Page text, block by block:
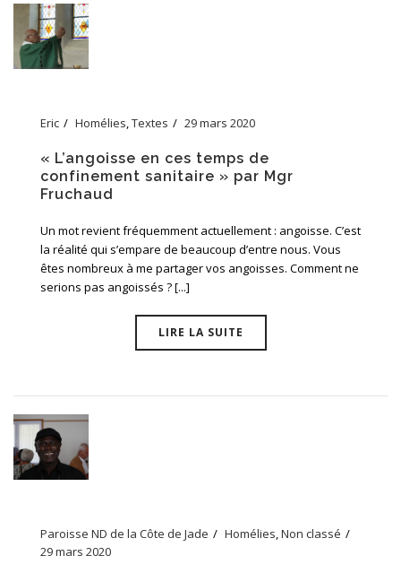
Eric Homélies,Textes 29 mars 2020
« L’angoisse en ces temps de
confinement sanitaire » par Mgr
Fruchaud
Un mot revient fréquemment actuellement : angoisse. C’est
la réalité qui s’empare de beaucoup d’entre nous. Vous
êtes nombreux à me partager vos angoisses. Comment ne
serions pas angoissés ? [...]
LIRE LA SUITE
Paroisse ND de la Côte de Jade Homélies,Non classé
29 mars 2020